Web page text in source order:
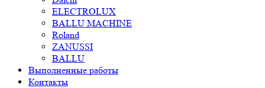
ELECTROLUX
BALLU MACHINE
Roland
ZANUSSI
BALLU
Выполненные работы
Контакты